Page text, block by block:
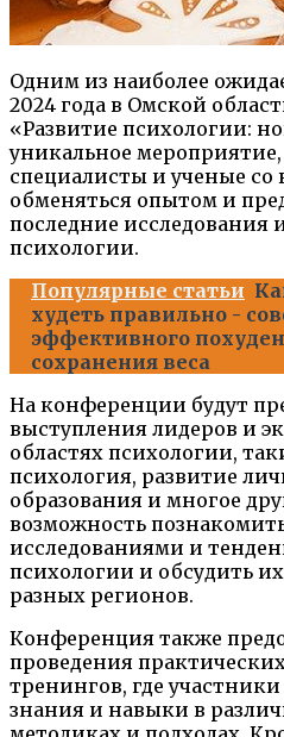
Одним из наиболее
2024 года в Омской
«Развитие психологии:
уникальное
специалисты и ученые со
обменяться опытом и
последние исследования
психологии.
Популярные статьи
худеть правильно -
эффективного
сохранения веса
На конференции будут
выступления лидеров и
областях психологии,
психология, развитие
образования и многое
возможность
исследованиями и
психологии и обсудить
разных регионов.
Конференция также
проведения
тренингов, где
знания и навыки в